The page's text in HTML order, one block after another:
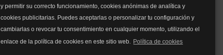
y permitir su correcto funcionamiento, cookies anónimas de analítica y
cookies publicitarias. Puedes aceptarlas o personalizar tu configuración y
cambiarlas o revocar tu consentimiento en cualquier momento, utilizando el
enlace de la política de cookies en este sitio web. Política de cookies
Mascarillas FFP2
Mascarillas FFP3
Bolsos
Bolsos Tous